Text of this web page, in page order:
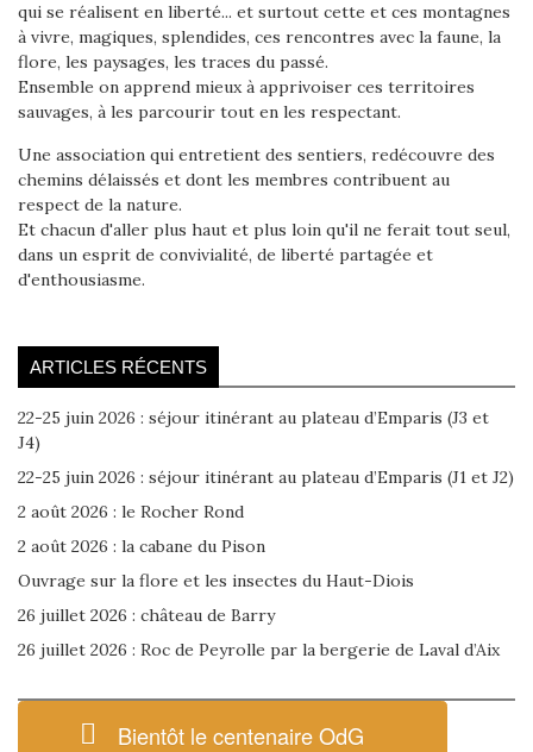
qui se réalisent en liberté... et surtout cette et ces montagnes
à vivre, magiques, splendides, ces rencontres avec la faune, la
flore, les paysages, les traces du passé.
Ensemble on apprend mieux à apprivoiser ces territoires
sauvages, à les parcourir tout en les respectant.
Une association qui entretient des sentiers, redécouvre des
chemins délaissés et dont les membres contribuent au
respect de la nature.
Et chacun d'aller plus haut et plus loin qu'il ne ferait tout seul,
dans un esprit de convivialité, de liberté partagée et
d'enthousiasme.
ARTICLES RÉCENTS
22-25 juin 2026 : séjour itinérant au plateau d’Emparis (J3 et
J4)
22-25 juin 2026 : séjour itinérant au plateau d’Emparis (J1 et J2)
2 août 2026 : le Rocher Rond
2 août 2026 : la cabane du Pison
Ouvrage sur la flore et les insectes du Haut-Diois
26 juillet 2026 : château de Barry
26 juillet 2026 : Roc de Peyrolle par la bergerie de Laval d’Aix
Bientôt le centenaire OdG